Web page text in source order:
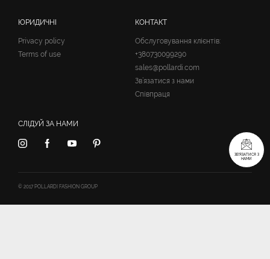
ЮРИДИЧНІ
Privacy policy
Terms of use
КОНТАКТ
Обслуговування клієнтів:
+380730099290
sales@pollardi.com
Зв’язатися з нами
Співпраця
СЛІДУЙ ЗА НАМИ
© 2017 POLLARDI FASHION GROUP
ЗВ’ЯЗАТИСЯ З
НАМИ